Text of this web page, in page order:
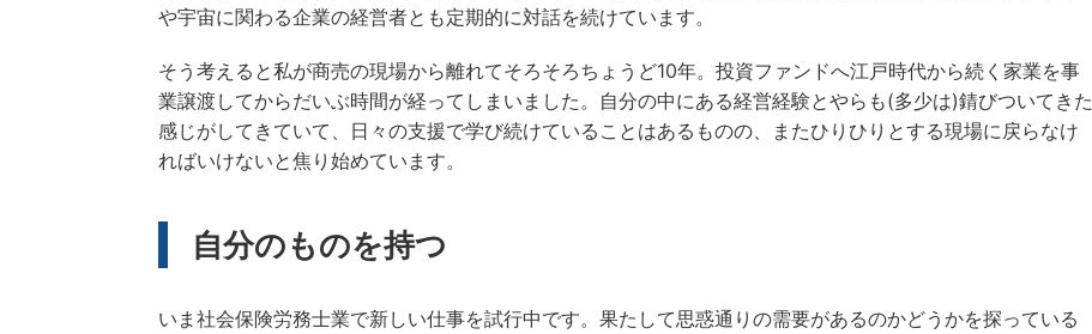
や宇宙に関わる企業の経営者とも定期的に対話を続けています。
そう考えると私が商売の現場から離れてそろそろちょうど10年。投資ファンドへ江戸時代から続く家業を事
業譲渡してからだいぶ時間が経ってしまいました。自分の中にある経営経験とやらも(多少は)錆びついてきた
感じがしてきていて、日々の支援で学び続けていることはあるものの、またひりひりとする現場に戻らなけ
ればいけないと焦り始めています。
自分のものを持つ
いま社会保険労務士業で新しい仕事を試行中です。果たして思惑通りの需要があるのかどうかを探っている